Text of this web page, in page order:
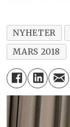
NYHETER
MARS 2018